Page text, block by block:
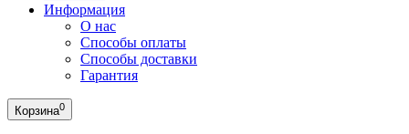
Информация
О нас
Способы оплаты
Способы доставки
Гарантия
Корзина0